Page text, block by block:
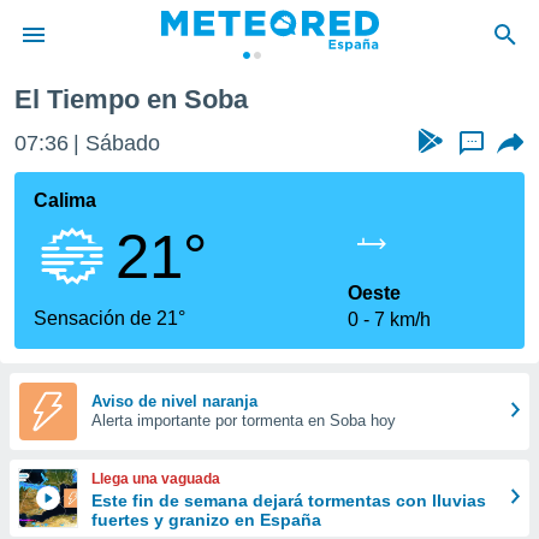
de
por
que se
calidad.
a este
las
y
forma
digital
basada
El Tiempo en Soba
07:36 Sábado ...
Calima
21°
Sensación de 21°
Oeste
0
7 km/h
Aviso de nivel naranja
Alerta importante por tormenta en Soba hoy
Llega una vaguada
Este fin de semana dejará tormentas con lluvias
fuertes y granizo en España